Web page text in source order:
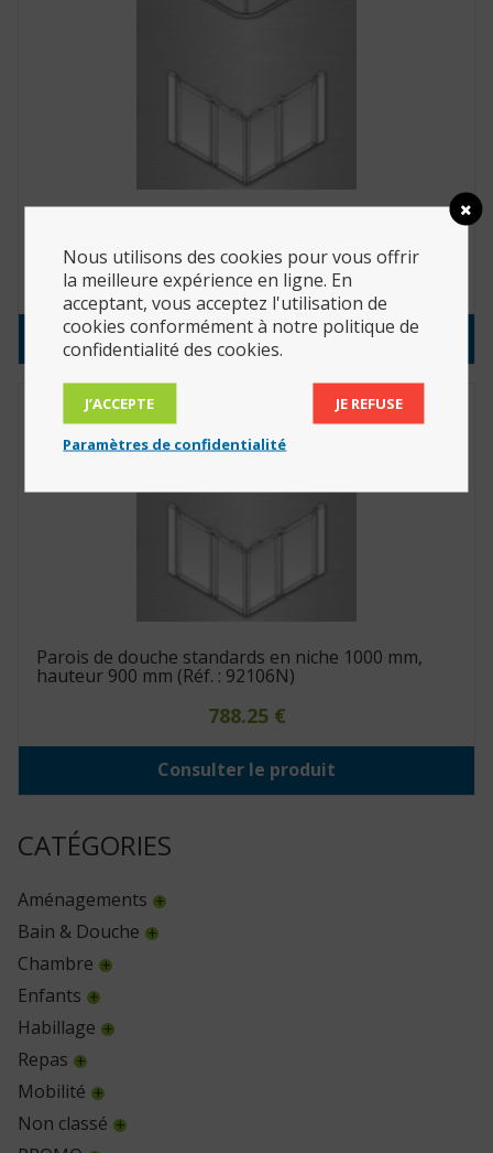
CATÉGORIES
Aménagements
Bain & Douche
Chambre
Enfants
Habillage
Repas
Mobilité
Non classé
791.25€
Consulter le produit
Parois de douche standards en niche 1000 mm,
hauteur 900 mm (Réf. : 92106N)
788.25 €
Consulter le produit
Nous utilisons des cookies pour vous offrir
la meilleure expérience en ligne. En
acceptant, vous acceptez l'utilisation de
cookies conformément à notre politique de
confidentialité des cookies.
J’ACCEPTE JE REFUSE
Paramètres de confidentialité